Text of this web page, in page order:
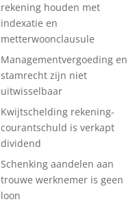
rekening houden met
indexatie en
metterwoonclausule
Managementvergoeding en
stamrecht zijn niet
uitwisselbaar
Kwijtschelding rekening-
courantschuld is verkapt
dividend
Schenking aandelen aan
trouwe werknemer is geen
loon